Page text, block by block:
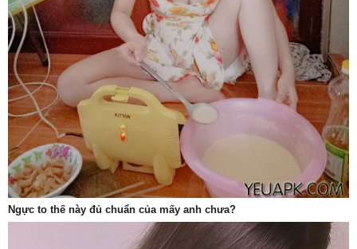
Ngực to thế này đủ chuẩn của mấy anh chưa?